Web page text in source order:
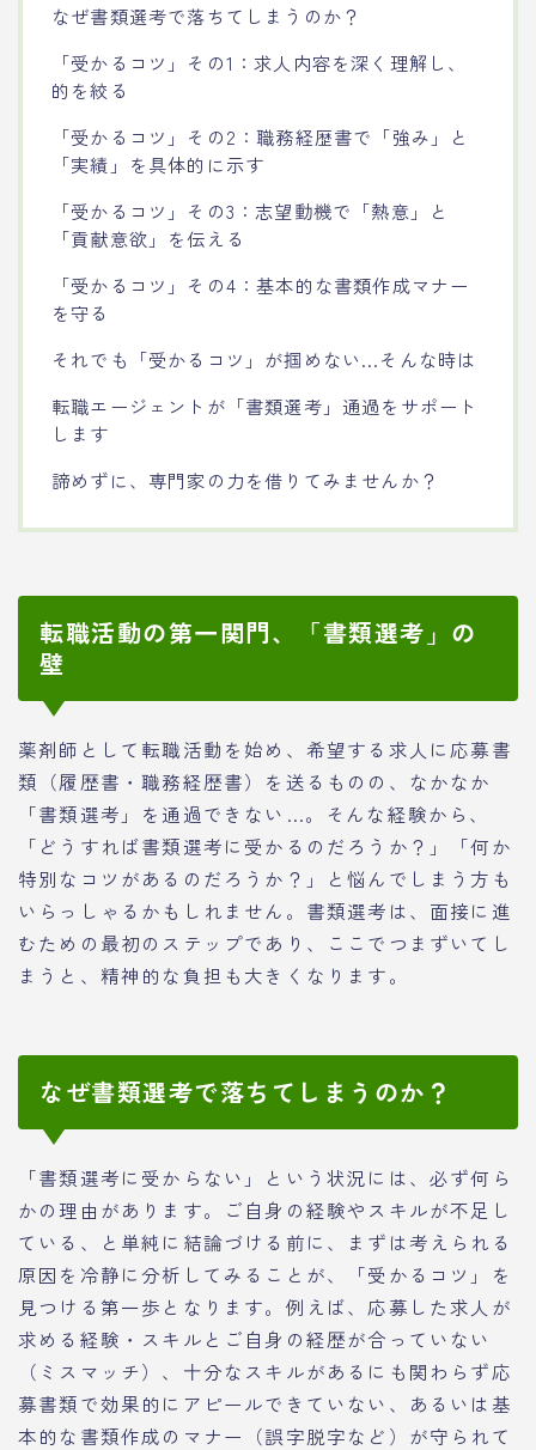
なぜ書類選考で落ちてしまうのか？
「受かるコツ」その1：求人内容を深く理解し、
的を絞る
「受かるコツ」その2：職務経歴書で「強み」と
「実績」を具体的に示す
「受かるコツ」その3：志望動機で「熱意」と
「貢献意欲」を伝える
「受かるコツ」その4：基本的な書類作成マナー
を守る
それでも「受かるコツ」が掴めない…そんな時は
転職エージェントが「書類選考」通過をサポート
します
諦めずに、専門家の力を借りてみませんか？
転職活動の第一関門、「書類選考」の
壁
薬剤師として転職活動を始め、希望する求人に応募書
類（履歴書・職務経歴書）を送るものの、なかなか
「書類選考」を通過できない…。そんな経験から、
「どうすれば書類選考に受かるのだろうか？」「何か
特別なコツがあるのだろうか？」と悩んでしまう方も
いらっしゃるかもしれません。書類選考は、面接に進
むための最初のステップであり、ここでつまずいてし
まうと、精神的な負担も大きくなります。
なぜ書類選考で落ちてしまうのか？
「書類選考に受からない」という状況には、必ず何ら
かの理由があります。ご自身の経験やスキルが不足し
ている、と単純に結論づける前に、まずは考えられる
原因を冷静に分析してみることが、「受かるコツ」を
見つける第一歩となります。例えば、応募した求人が
求める経験・スキルとご自身の経歴が合っていない
（ミスマッチ）、十分なスキルがあるにも関わらず応
募書類で効果的にアピールできていない、あるいは基
本的な書類作成のマナー（誤字脱字など）が守られて